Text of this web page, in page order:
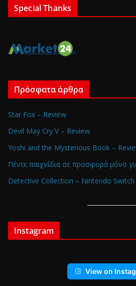
Special Thanks
Πρόσφατα άρθρα
Star Fox – Review
Devil May Cry V – Review
Yoshi and the Mysterious Book –
Πέντε παιχνίδια σε προσφορά μόνο
Detective Collection – Nintendo Switch
Instagram
View on